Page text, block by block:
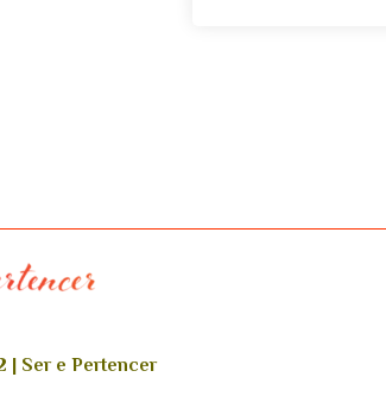
Ser e Pertencer